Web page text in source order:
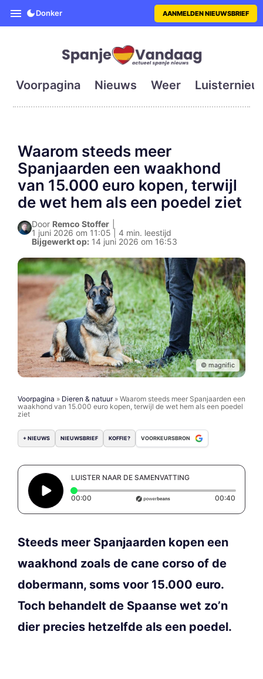
SpanjeVandaag is de eerste
Donker AANMELDEN NIEUWSBRIEF
Voorpagina Nieuws Weer
Waarom steeds meer
Spanjaarden een waakhond
van 15.000 euro kopen, terwijl
de wet hem als een poedel ziet
Door Remco Stoffer
1 juni 2026 om 11:05 | 4 min. leestijd
Bijgewerkt op: 14 juni 2026 om 16:53
© magnific
Voorpagina » Dieren & natuur» Waarom steeds meer Spanjaarden een
waakhond van 15.000 euro kopen, terwijl de wet hem als een poedel
ziet
+ NIEUWS NIEUWSBRIEF KOFFIE? VOORKEURSBRON
LUISTER NAAR DE SAMENVATTING
00:00 Elapsed time: 0 seconds 00:40
Steeds meer Spanjaarden kopen een
waakhond zoals de cane corso of de
dobermann, soms voor 15.000 euro.
Toch behandelt de Spaanse wet zo’n
dier precies hetzelfde als een poedel.